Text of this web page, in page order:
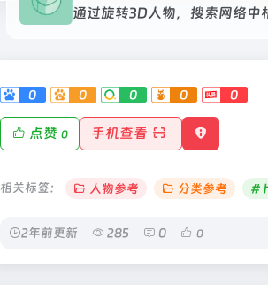
通过旋转3D人物，搜索网络中
0 0 0 0 0
点赞 0 手机查看
相关标签： 人物参考 分类参考 #
2年前更新 285 0 0